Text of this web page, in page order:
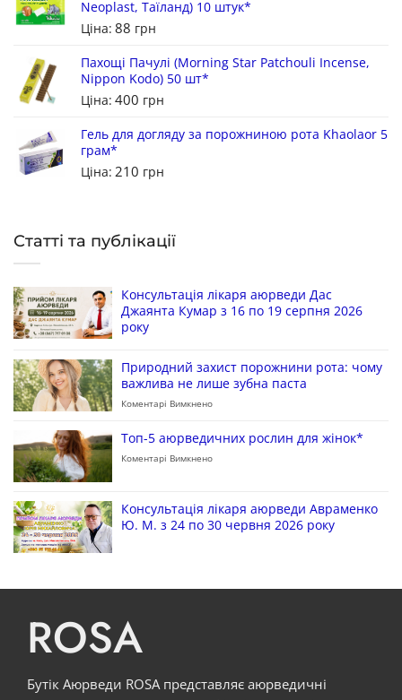
Neoplast, Таїланд) 10 штук*
Ціна: 88 грн
Пахощі Пачулі (Morning Star Patchouli Incense,
Nippon Kodo) 50 шт*
Ціна: 400 грн
Гель для догляду за порожниною рота Khaolaor 5
грам*
Ціна: 210 грн
Статті та публікації
Консультація лікаря аюрведи Дас
Джаянта Кумар з 16 по 19 серпня 2026
року
Природний захист порожнини рота: чому
важлива не лише зубна паста
Коментарі Вимкнено
Топ-5 аюрведичних рослин для жінок*
Коментарі Вимкнено
Консультація лікаря аюрведи Авраменко
Ю. М. з 24 по 30 червня 2026 року
ROSA
Бутік Аюрведи ROSA представляє аюрведичні